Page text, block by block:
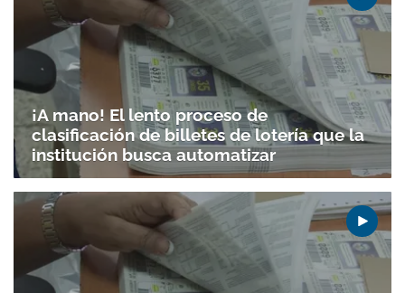
¡A mano! El lento proceso de
clasificación de billetes de lotería que la
institución busca automatizar